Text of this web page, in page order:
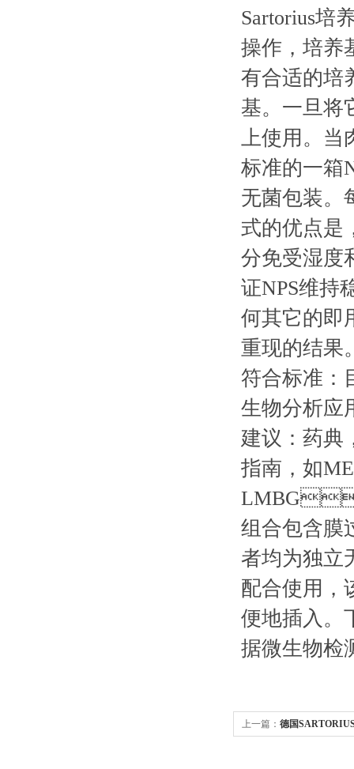
Sartorius培
操作，
有合适的培
基。一
上使用。当
标准的一箱
无菌包装
式的优点是
分免受湿度
证NPS维持
何其它的即
重现的结果
符合标准
生物分析应
建议：
指南，
LMBG
组合包含膜
者均为独立
配合使用
便地插入
据微生物检
上一篇： 德国